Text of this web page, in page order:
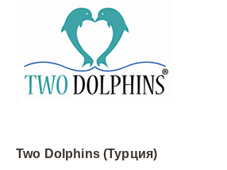
Two Dolphins (Турция)